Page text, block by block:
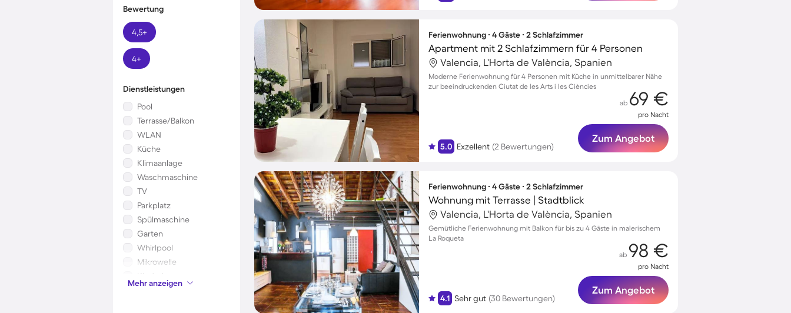
Bewertung
4,5+
4+
Dienstleistungen
Pool
Terrasse/Balkon
WLAN
Küche
Klimaanlage
Waschmaschine
TV
Parkplatz
Spülmaschine
Garten
Whirlpool
Mikrowelle
Kinderbett
Mehr anzeigen
Ferienwohnung ∙ 4 Gäste ∙ 2 Schlafzimmer
Apartment mit 2 Schlafzimmern für 4 Personen
Valencia, L'Horta de València, Spanien
Moderne Ferienwohnung für 4 Personen mit Küche in unmittelbarer Nähe
zur beeindruckenden Ciutat de les Arts i les Ciències
5.0 Exzellent (2 Bewertungen)
ab 69 €
pro Nacht
Zum Angebot
Ferienwohnung ∙ 4 Gäste ∙ 2 Schlafzimmer
Wohnung mit Terrasse | Stadtblick
Valencia, L'Horta de València, Spanien
Gemütliche Ferienwohnung mit Balkon für bis zu 4 Gäste in malerischem
La Roqueta
4.1 Sehr gut (30 Bewertungen)
ab 98 €
pro Nacht
Zum Angebot